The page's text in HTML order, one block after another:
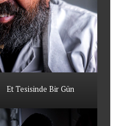
Et Tesisinde Bir Gün